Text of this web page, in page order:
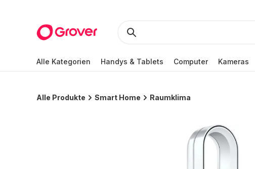
Alle Kategorien Handys & Tablets Computer Kameras
Alle Produkte Smart Home Raumklima